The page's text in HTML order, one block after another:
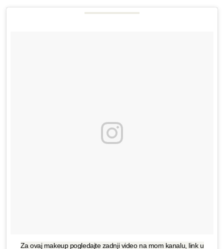
Za ovaj makeup pogledajte zadnji video na mom kanalu, link u